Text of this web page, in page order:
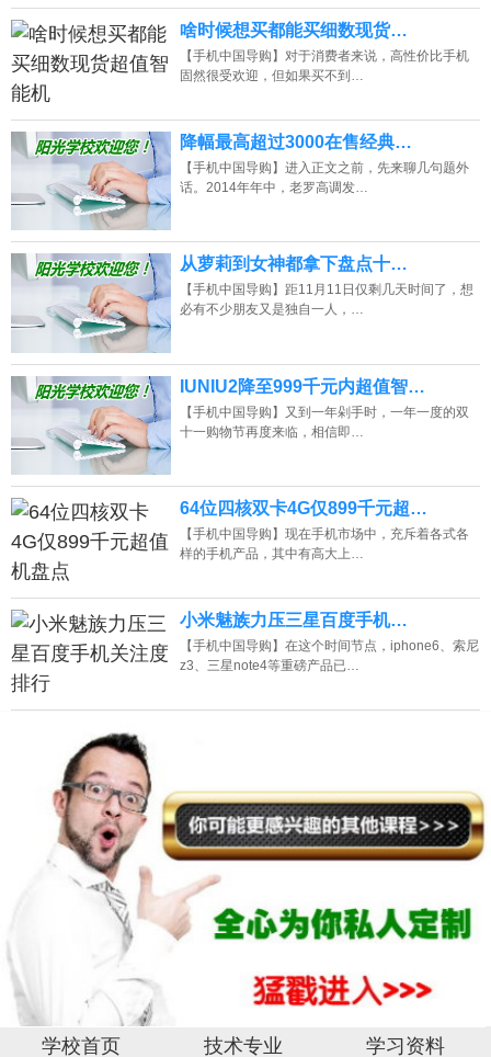
啥时候想买都能买细数现货…
【手机中国导购】对于消费者来说，高性价比手机
固然很受欢迎，但如果买不到…
降幅最高超过3000在售经典…
【手机中国导购】进入正文之前，先来聊几句题外
话。2014年年中，老罗高调发…
从萝莉到女神都拿下盘点十…
【手机中国导购】距11月11日仅剩几天时间了，想
必有不少朋友又是独自一人，…
IUNIU2降至999千元内超值智…
【手机中国导购】又到一年剁手时，一年一度的双
十一购物节再度来临，相信即…
64位四核双卡4G仅899千元超…
【手机中国导购】现在手机市场中，充斥着各式各
样的手机产品，其中有高大上…
小米魅族力压三星百度手机…
【手机中国导购】在这个时间节点，iphone6、索尼
z3、三星note4等重磅产品已…
学校首页 技术专业 学习资料